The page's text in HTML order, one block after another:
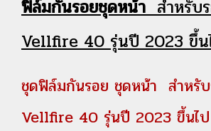
ฟิล์มกันรอยชุดหน้าสำหรับ
Vellfire 40 รุ่นปี 2023 ขึ้น
ชุดฟิล์มกันรอย ชุดหน้า สำหรั
Vellfire 40 รุ่นปี 2023 ขึ้นไป